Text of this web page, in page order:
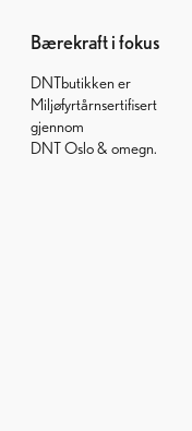
Bærekraft i fokus
DNTbutikken er
Miljøfyrtårnsertifisert
gjennom
DNT Oslo & omegn.